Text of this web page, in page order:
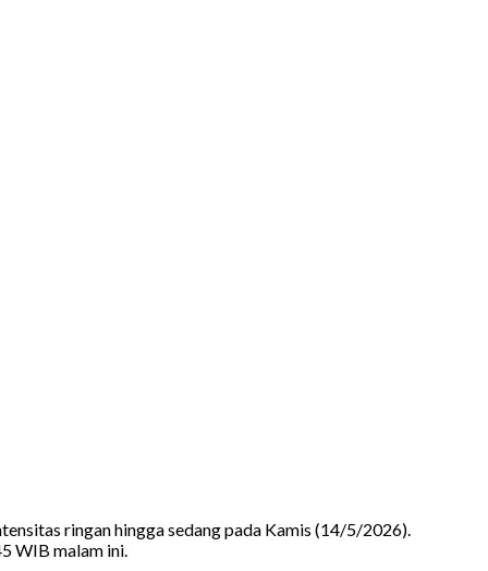
ringan hingga sedang pada Kamis (14/5/2026).
WIB malam ini.